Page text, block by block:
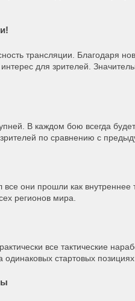
трансляции. Благодаря
для зрителей.
В каждом бою всегда
по сравнению с
они прошли как
регионов мира.
все тактические
стартовых